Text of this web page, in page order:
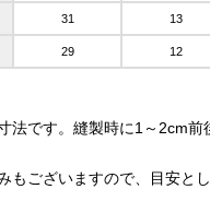
31 13
29 12
法です。縫製時に1～2cm前
もございますので、目安と